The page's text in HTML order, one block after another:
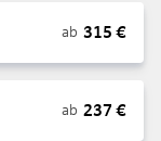
ab 315 €
ab 237 €